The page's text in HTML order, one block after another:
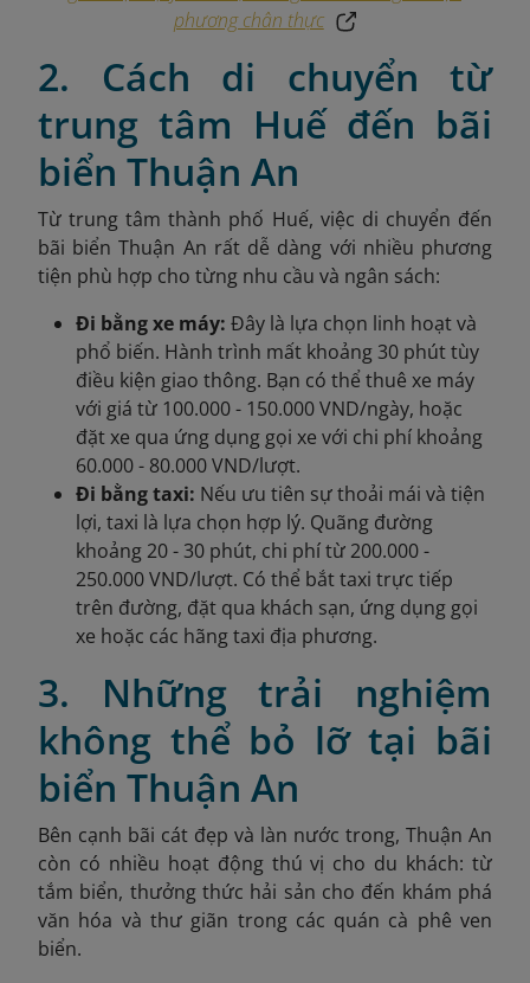
phương chân thực
2. Cách di chuyển từ
trung tâm Huế đến bãi
biển Thuận An
Từ trung tâm thành phố Huế, việc di chuyển đến
bãi biển Thuận An rất dễ dàng với nhiều phương
tiện phù hợp cho từng nhu cầu và ngân sách:
Đi bằng xe máy: Đây là lựa chọn linh hoạt và
phổ biến. Hành trình mất khoảng 30 phút tùy
điều kiện giao thông. Bạn có thể thuê xe máy
với giá từ 100.000 - 150.000 VND/ngày, hoặc
đặt xe qua ứng dụng gọi xe với chi phí khoảng
60.000 - 80.000 VND/lượt.
Đi bằng taxi: Nếu ưu tiên sự thoải mái và tiện
lợi, taxi là lựa chọn hợp lý. Quãng đường
khoảng 20 - 30 phút, chi phí từ 200.000 -
250.000 VND/lượt. Có thể bắt taxi trực tiếp
trên đường, đặt qua khách sạn, ứng dụng gọi
xe hoặc các hãng taxi địa phương.
3. Những trải nghiệm
không thể bỏ lỡ tại bãi
biển Thuận An
Bên cạnh bãi cát đẹp và làn nước trong, Thuận An
còn có nhiều hoạt động thú vị cho du khách: từ
tắm biển, thưởng thức hải sản cho đến khám phá
văn hóa và thư giãn trong các quán cà phê ven
biển.